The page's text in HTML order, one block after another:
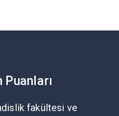
fakültesi ve